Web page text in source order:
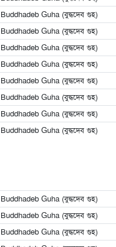
Buddhadeb Guha (বুদ্ধদেব গুহ)
Buddhadeb Guha (বুদ্ধদেব গুহ)
Buddhadeb Guha (বুদ্ধদেব গুহ)
Buddhadeb Guha (বুদ্ধদেব গুহ)
Buddhadeb Guha (বুদ্ধদেব গুহ)
Buddhadeb Guha (বুদ্ধদেব গুহ)
Buddhadeb Guha (বুদ্ধদেব গুহ)
Buddhadeb Guha (বুদ্ধদেব গুহ)
Buddhadeb Guha (বুদ্ধদেব গুহ)
Buddhadeb Guha (বুদ্ধদেব গুহ)
Buddhadeb Guha (বুদ্ধদেব গুহ)